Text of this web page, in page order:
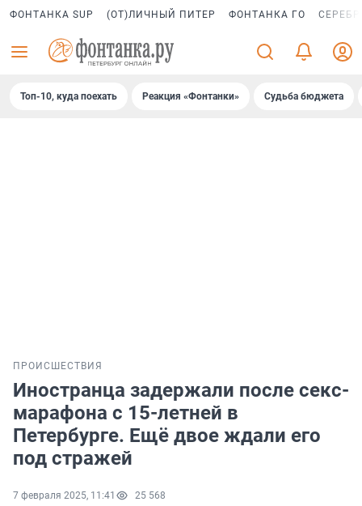
ФОНТАНКА SUP (ОТ)ЛИЧНЫЙ ПИТЕР ФОНТАНКА ГО
Топ-10, куда поехать Реакция «Фонтанки» Судьба бюджета
ПРОИСШЕСТВИЯ
Иностранца задержали после секс-
марафона с 15-летней в
Петербурге. Ещё двое ждали его
под стражей
7 февраля 2025, 11:41 25 568